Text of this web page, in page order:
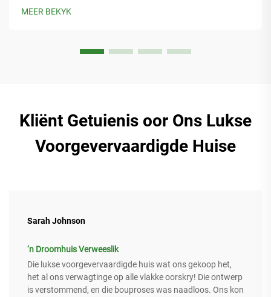
MEER BEKYK
Kliënt Getuienis oor Ons Lukse
Voorgevervaardigde Huise
Sarah Johnson
‘n Droomhuis Verweeslik
Die lukse voorgevervaardigde huis wat ons gekoop het,
het al ons verwagtinge op alle vlakke oorskry! Die ontwerp
is verstommend, en die bouproses was naadloos. Ons kon